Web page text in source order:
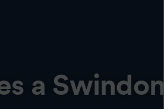
a Swindon